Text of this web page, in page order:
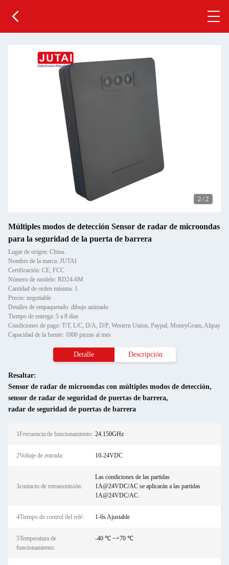
2 / 2
Múltiples modos de detección Sensor de radar de microondas
para la seguridad de la puerta de barrera
Lugar de origen: China.
Nombre de la marca: JUTAI
Certificación: CE, FCC
Número de modelo: RD24-6M
Cantidad de orden mínima: 1
Precio: negotiable
Detalles de empaquetado: dibujo animado
Tiempo de entrega: 5 a 8 días
Condiciones de pago: T/T, L/C, D/A, D/P, Western Union, Paypal, MoneyGram, Alipay
Capacidad de la fuente: 1000 piezas al mes
Detalle Descripción
Resaltar:
Sensor de radar de microondas con múltiples modos de detección,
sensor de radar de seguridad de puertas de barrera,
radar de seguridad de puertas de barrera
1Frecuencia de funcionamiento: 24.150GHz
2Voltaje de entrada: 10-24VDC
3contacto de retransmisión:
Las condiciones de las partidas
1A@24VDC/AC se aplicarán a las partidas
1A@24VDC/AC.
4Tiempo de control del relé: 1-6s Ajustable
5Temperatura de
funcionamiento:
-40 ℃ ~+70 ℃